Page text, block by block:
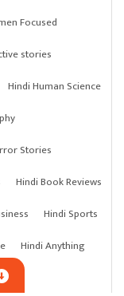
Focused
stories
Hindi Human Science
Stories
Hindi Book Reviews
Hindi Sports
Hindi Anything